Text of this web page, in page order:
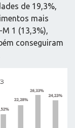
de 19,3%,
mais
1 (13,3%),
conseguiram